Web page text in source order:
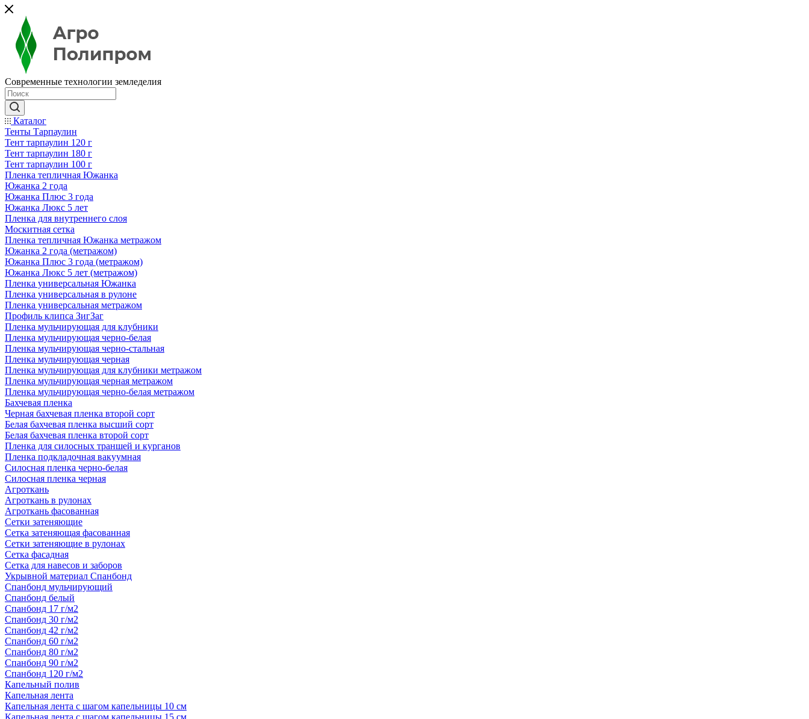
Современные технологии земледелия
Каталог
Тенты Тарпаулин
Тент тарпаулин 120 г
Тент тарпаулин 180 г
Тент тарпаулин 100 г
Пленка тепличная Южанка
Южанка 2 года
Южанка Плюс 3 года
Южанка Люкс 5 лет
Пленка для внутреннего слоя
Москитная сетка
Пленка тепличная Южанка метражом
Южанка 2 года (метражом)
Южанка Плюс 3 года (метражом)
Южанка Люкс 5 лет (метражом)
Пленка универсальная Южанка
Пленка универсальная в рулоне
Пленка универсальная метражом
Профиль клипса ЗигЗаг
Пленка мульчирующая для клубники
Пленка мульчирующая черно-белая
Пленка мульчирующая черно-стальная
Пленка мульчирующая черная
Пленка мульчирующая для клубники метражом
Пленка мульчирующая черная метражом
Пленка мульчирующая черно-белая метражом
Бахчевая пленка
Черная бахчевая пленка второй сорт
Белая бахчевая пленка высший сорт
Белая бахчевая пленка второй сорт
Пленка для силосных траншей и курганов
Пленка подкладочная вакуумная
Силосная пленка черно-белая
Силосная пленка черная
Агроткань
Агроткань в рулонах
Агроткань фасованная
Сетки затеняющие
Сетка затеняющая фасованная
Сетки затеняющие в рулонах
Сетка фасадная
Сетка для навесов и заборов
Укрывной материал Спанбонд
Спанбонд мульчирующий
Спанбонд белый
Спанбонд 17 г/м2
Спанбонд 30 г/м2
Спанбонд 42 г/м2
Спанбонд 60 г/м2
Спанбонд 80 г/м2
Спанбонд 90 г/м2
Спанбонд 120 г/м2
Капельный полив
Капельная лента
Капельная лента с шагом капельницы 10 см
Капельная лента с шагом капельницы 15 см